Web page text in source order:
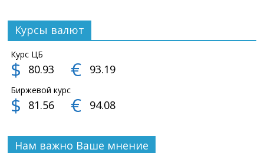
Курсы валют
Курс ЦБ
$ 80.93 € 93.19
Биржевой курс
$ 81.56 € 94.08
Нам важно Ваше мнение